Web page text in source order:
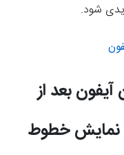
شود.
بعد از
نمایش خطوط